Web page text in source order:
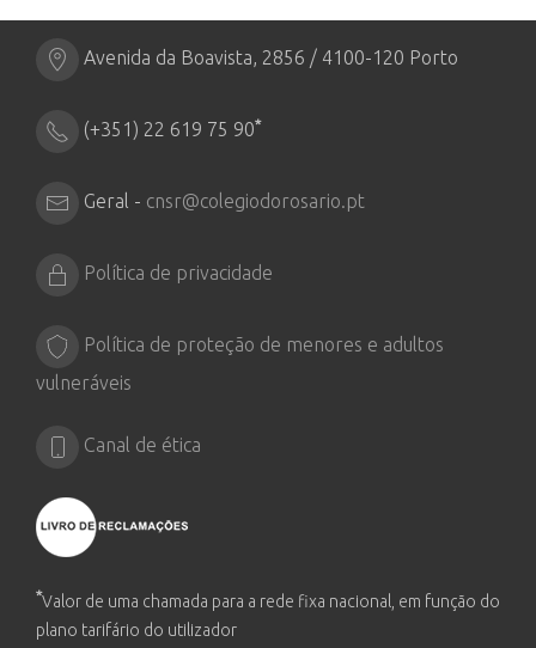
Avenida da Boavista, 2856 / 4100-120 Porto
(+351) 22 619 75 90*
Geral - cnsr@colegiodorosario.pt
Política de privacidade
Política de proteção de menores e adultos
vulneráveis
Canal de ética
*Valor de uma chamada para a rede fixa nacional, em função do
plano tarifário do utilizador